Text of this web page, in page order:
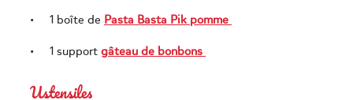
• 1 boîte de Pasta Basta Pik pomme
• 1 support gâteau de bonbons
Ustensiles